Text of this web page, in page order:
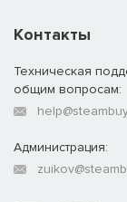
Контакты
Техническая
общим вопросам:
Администрация: